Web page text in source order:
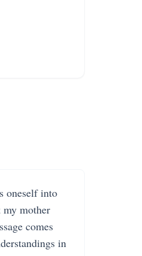
oneself into
my mother
comes
in